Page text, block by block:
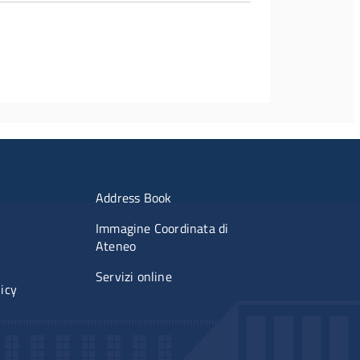
Menu portale
Address Book
Immagine Coordinata di
Ateneo
Servizi online